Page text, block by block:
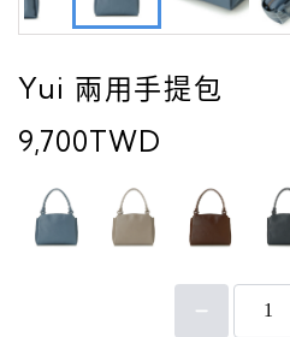
Yui 兩用手提包
9,700TWD